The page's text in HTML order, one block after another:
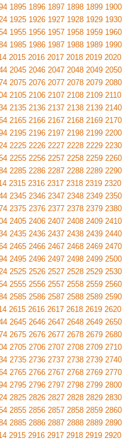
1895 1896 1897 1898 1899 1900
1925 1926 1927 1928 1929 1930
1955 1956 1957 1958 1959 1960
1985 1986 1987 1988 1989 1990
2015 2016 2017 2018 2019 2020
2045 2046 2047 2048 2049 2050
2075 2076 2077 2078 2079 2080
2105 2106 2107 2108 2109 2110
2135 2136 2137 2138 2139 2140
2165 2166 2167 2168 2169 2170
2195 2196 2197 2198 2199 2200
2225 2226 2227 2228 2229 2230
2255 2256 2257 2258 2259 2260
2285 2286 2287 2288 2289 2290
2315 2316 2317 2318 2319 2320
2345 2346 2347 2348 2349 2350
2375 2376 2377 2378 2379 2380
2405 2406 2407 2408 2409 2410
2435 2436 2437 2438 2439 2440
2465 2466 2467 2468 2469 2470
2495 2496 2497 2498 2499 2500
2525 2526 2527 2528 2529 2530
2555 2556 2557 2558 2559 2560
2585 2586 2587 2588 2589 2590
2615 2616 2617 2618 2619 2620
2645 2646 2647 2648 2649 2650
2675 2676 2677 2678 2679 2680
2705 2706 2707 2708 2709 2710
2735 2736 2737 2738 2739 2740
2765 2766 2767 2768 2769 2770
2795 2796 2797 2798 2799 2800
2825 2826 2827 2828 2829 2830
2855 2856 2857 2858 2859 2860
2885 2886 2887 2888 2889 2890
2915 2916 2917 2918 2919 2920